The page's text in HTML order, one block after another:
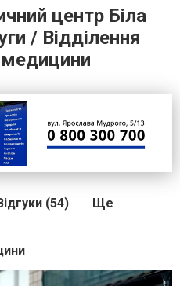
центр Біла
/ Відділення
медицини
(54) Ще